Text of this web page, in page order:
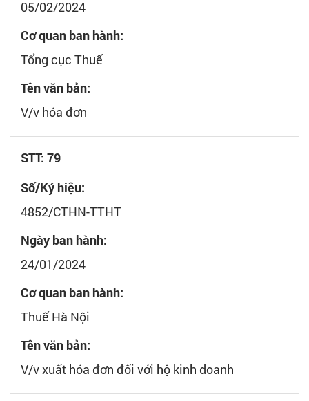
05/02/2024
Cơ quan ban hành:
Tổng cục Thuế
Tên văn bản:
V/v hóa đơn
STT: 79
Số/Ký hiệu:
4852/CTHN-TTHT
Ngày ban hành:
24/01/2024
Cơ quan ban hành:
Thuế Hà Nội
Tên văn bản:
V/v xuất hóa đơn đối với hộ kinh doanh